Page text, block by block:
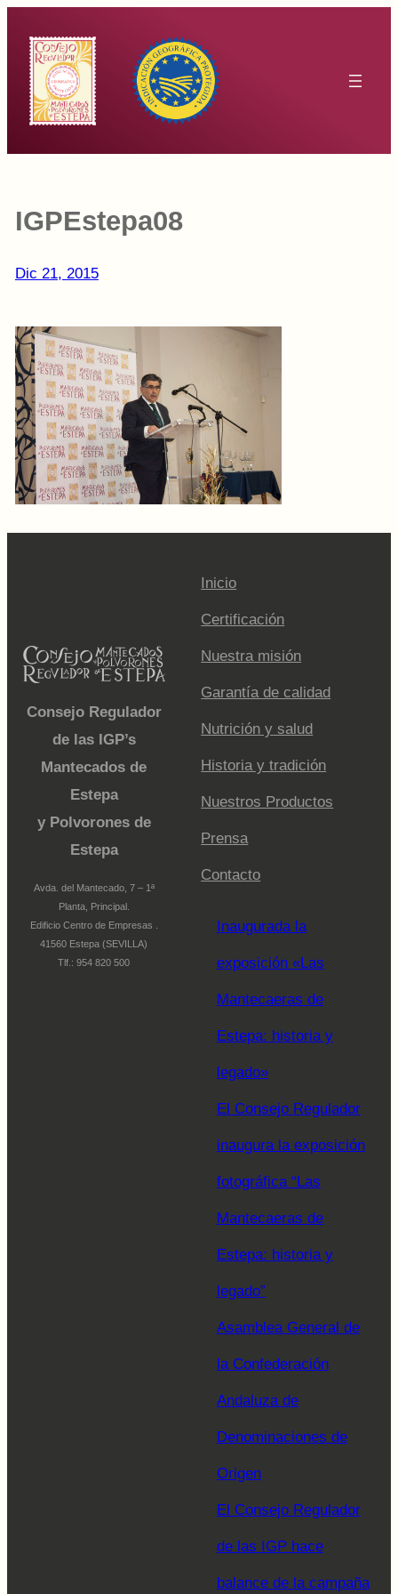
contenido
IGPEstepa08
Dic 21, 2015
Consejo Regulador
de las IGP’s
Mantecados de
Estepa
y Polvorones de
Estepa
Avda. del Mantecado, 7 – 1ª
Planta, Principal.
Edificio Centro de Empresas .
41560 Estepa (SEVILLA)
Tlf.: 954 820 500
Inicio
Certificación
Nuestra misión
Garantía de calidad
Nutrición y salud
Historia y tradición
Nuestros Productos
Prensa
Contacto
Inaugurada la
exposición «Las
Mantecaeras de
Estepa: historia y
legado»
El Consejo Regulador
inaugura la exposición
fotográfica “Las
Mantecaeras de
Estepa: historia y
legado”
Asamblea General de
la Confederación
Andaluza de
Denominaciones de
Origen
El Consejo Regulador
de las IGP hace
balance de la campaña